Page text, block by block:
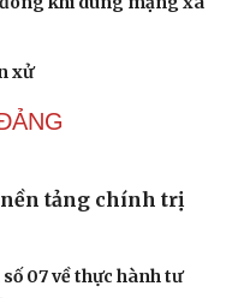
sổ tình yêu
giống tâm hồn
Sự thật được
gian mạng thời AI